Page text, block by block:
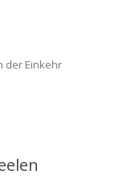
der Einkehr